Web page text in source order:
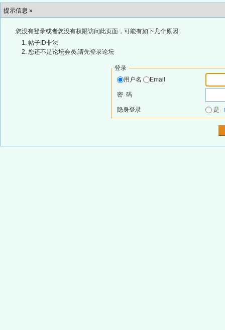
提示信息 »
您没有登录或者您没有权限访问此页面，可能有如下几个原因:
帖子ID非法
您还不是论坛会员,请先登录论坛
登录
用户名
Email
密 码
隐身登录 是